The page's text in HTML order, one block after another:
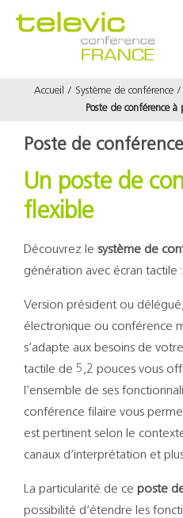
Accueil Système de conférence
Poste de conférence à
Poste de
Un poste de
flexible
Découvrez le système de
génération avec écran tactile :
Version président ou
électronique ou conférence
s’adapte aux besoins de
tactile de 5,2 pouces vous
l’ensemble de ses
conférence filaire vous
est pertinent selon le
canaux d’interprétation et
La particularité de ce poste
possibilité d’étendre les